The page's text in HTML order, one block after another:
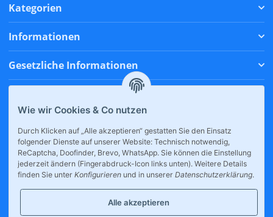
Kategorien
Informationen
Gesetzliche Informationen
* Alle Preise inkl. gesetzlicher USt., zzgl.Versand
Wie wir Cookies & Co nutzen
Durch Klicken auf „Alle akzeptieren“ gestatten Sie den Einsatz
folgender Dienste auf unserer Website: Technisch notwendig,
ReCaptcha, Doofinder, Brevo, WhatsApp. Sie können die Einstellung
jederzeit ändern (Fingerabdruck-Icon links unten). Weitere Details
finden Sie unter Konfigurieren und in unserer Datenschutzerklärung.
Alle akzeptieren